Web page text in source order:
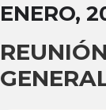
ENERO,